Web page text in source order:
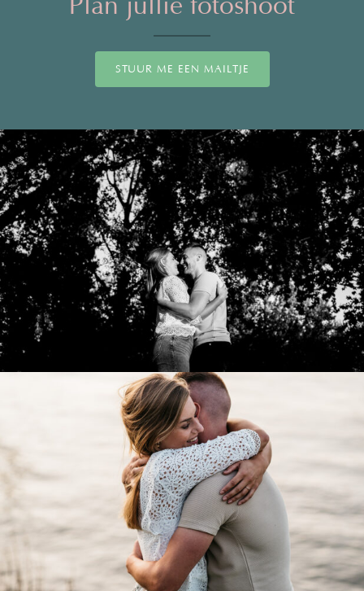
Plan jullie fotoshoot
STUUR ME EEN MAILTJE